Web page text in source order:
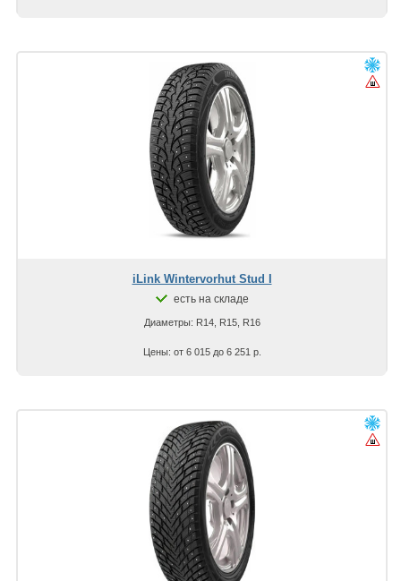
iLink Wintervorhut Stud I
есть на складе
Диаметры: R14, R15, R16
Цены: от 6 015 до 6 251 р.